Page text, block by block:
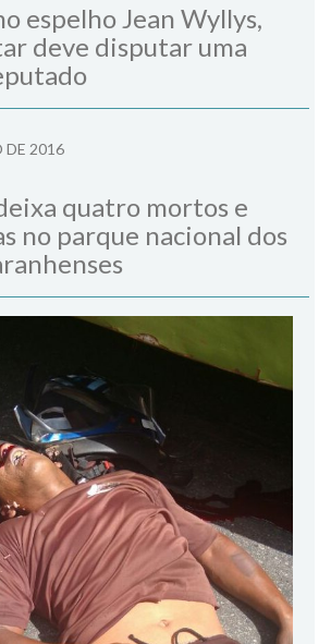
espelho Jean Wyllys,
deve disputar uma
DE 2016
quatro mortos e
no parque nacional dos